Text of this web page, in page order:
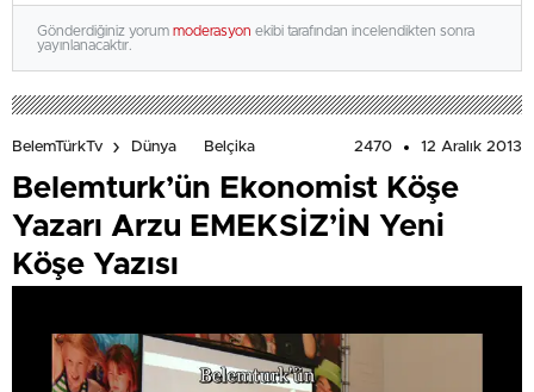
Gönderdiğiniz yorum moderasyon ekibi tarafından incelendikten sonra
yayınlanacaktır.
BelemTürkTv Dünya Belçika 2470 12 Aralık 2013
Belemturk’ün Ekonomist Köşe
Yazarı Arzu EMEKSİZ’İN Yeni
Köşe Yazısı